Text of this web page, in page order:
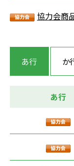
協力会商
あ行 か
あ行